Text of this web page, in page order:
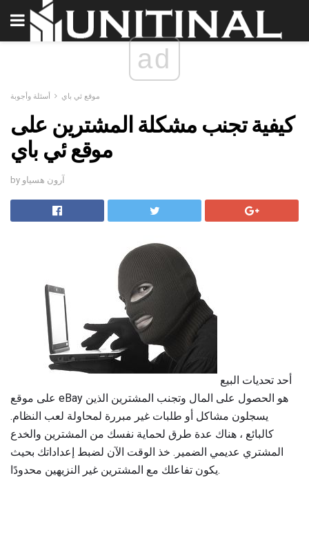
ad
موقع ئي باي أسئلة وأجوبة
كيفية تجنب مشكلة المشترين على
موقع ئي باي
by آرون هسياو
على موقع eBay هو الحصول على المال وتجنب المشترين الذين
يسجلون مشاكل أو طلبات غير مبررة لمحاولة لعب النظام.
كالبائع ، هناك عدة طرق لحماية نفسك من المشترين والخدع
المشتري عديمي الضمير. خذ الوقت الآن لضبط إعداداتك بحيث
يكون تفاعلك مع المشترين غير النزيهين محدودًا.